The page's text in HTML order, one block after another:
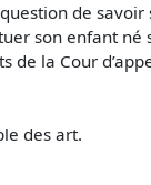
de savoir
son enfant né
la Cour
des art.